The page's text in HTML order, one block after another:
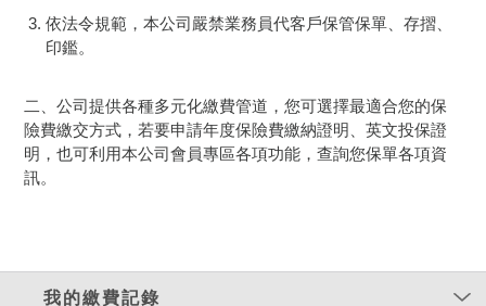
依法令規範，本公司嚴禁業務員代客戶保管保單、存摺、
印鑑。
二、公司提供各種多元化繳費管道，您可選擇最適合您的保
險費繳交方式，若要申請年度保險費繳納證明、英文投保證
明，也可利用本公司會員專區各項功能，查詢您保單各項資
訊。
我的繳費記錄